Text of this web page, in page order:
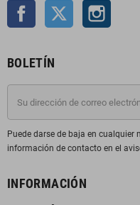
Facebook Twitter
BOLETÍN
Puede darse de baja en
información de contacto en el
INFORMACIÓN